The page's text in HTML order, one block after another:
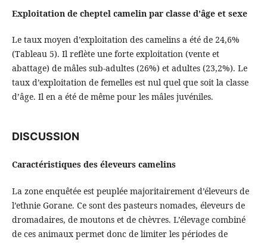
Exploitation de cheptel camelin par classe d’âge et sexe
Le taux moyen d’exploitation des camelins a été de 24,6%
(Tableau 5). Il reflète une forte exploitation (vente et
abattage) de mâles sub-adultes (26%) et adultes (23,2%). Le
taux d’exploitation de femelles est nul quel que soit la classe
d’âge. Il en a été de même pour les mâles juvéniles.
DISCUSSION
Caractéristiques des éleveurs camelins
La zone enquêtée est peuplée majoritairement d’éleveurs de
l’ethnie Gorane. Ce sont des pasteurs nomades, éleveurs de
dromadaires, de moutons et de chèvres. L’élevage combiné
de ces animaux permet donc de limiter les périodes de